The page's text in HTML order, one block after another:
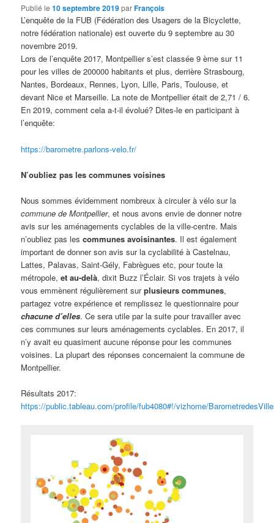
Publié le10 septembre 2019parFrançois
L’enquête de la FUB (Fédération des Usagers de la Bicyclette,
notre fédération nationale) est ouverte du 9 septembre au 30
novembre 2019.
Lors de l’enquête 2017, Montpellier s’est classée 9 ème sur 11
pour les villes de 200000 habitants et plus, derrière Strasbourg,
Nantes, Bordeaux, Rennes, Lyon, Lille, Paris, Toulouse, et
devant Nice et Marseille. La note de Montpellier était de 2,71 / 6.
En 2019, comment cela a-t-il évolué? Dites-le en participant à
l’enquête:
https://barometre.parlons-velo.fr/
N’oubliez pas les communes voisines
Nous sommes évidemment nombreux à circuler à vélo sur la
commune de Montpellier, et nous avons envie de donner notre
avis sur les aménagements cyclables de la ville-centre. Mais
n’oubliez pas lescommunes avoisinantes. Il est également
important de donner son avis sur la cyclabilité à Castelnau,
Lattes, Palavas, Saint-Gély, Fabrègues etc, pour toute la
métropole,et au-delà, dixit Buzz l’Éclair. Si vos trajets à vélo
vous emmènent régulièrement surplusieurs communes,
partagez votre expérience et remplissez le questionnaire pour
chacune d’elles. Ce sera utile par la suite pour travailler avec
ces communes sur leurs aménagements cyclables. En 2017, il
n’y avait eu quasiment aucune réponse pour les communes
voisines. La plupart des réponses concernaient la commune de
Montpellier.
Résultats 2017:
https://public.tableau.com/profile/fub4080#!/vizhome/